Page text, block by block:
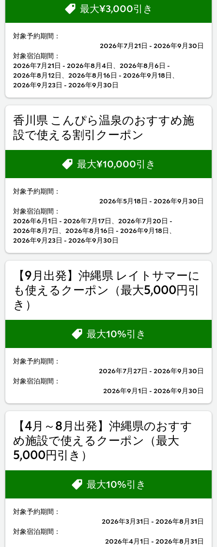
対象予約期間：
2026年7月21日 - 2026年9月30日
対象宿泊期間：
2026年7月21日 - 2026年8月4日、2026年8月6日 -
2026年8月12日、2026年8月16日 - 2026年9月18日、
2026年9月23日 - 2026年9月30日
最大¥3,000引き
対象予約期間：
2026年5月18日 - 2026年9月30日
対象宿泊期間：
2026年6月1日 - 2026年7月17日、2026年7月20日 -
2026年8月7日、2026年8月16日 - 2026年9月18日、
2026年9月23日 - 2026年9月30日
最大¥10,000引き
香川県 こんぴら温泉のおすすめ施
設で使える割引クーポン
対象予約期間：
2026年7月27日 - 2026年9月30日
対象宿泊期間：
2026年9月1日 - 2026年9月30日
最大10%引き
【9月出発】沖縄県 レイトサマーに
も使えるクーポン（最大5,000円引
き）
対象予約期間：
2026年3月31日 - 2026年8月31日
対象宿泊期間：
2026年4月1日 - 2026年8月31日
最大10%引き
【4月～8月出発】沖縄県のおすす
め施設で使えるクーポン（最大
5,000円引き）